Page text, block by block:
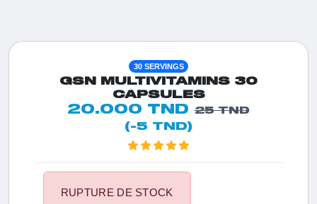
30 SERVINGS
GSN MULTIVITAMINS 30
CAPSULES
20.000 TND 25 TND
(-5 TND)
RUPTURE DE STOCK